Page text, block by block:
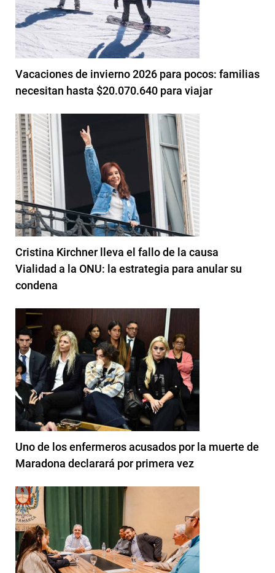
Vacaciones de invierno 2026 para pocos: familias
necesitan hasta $20.070.640 para viajar
Cristina Kirchner lleva el fallo de la causa
Vialidad a la ONU: la estrategia para anular su
condena
Uno de los enfermeros acusados por la muerte de
Maradona declarará por primera vez